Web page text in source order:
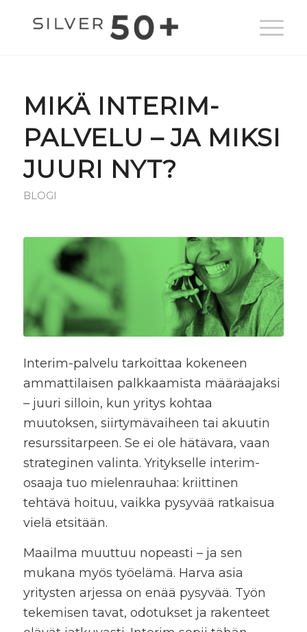
MIKÄ INTERIM-
PALVELU – JA MIKSI
JUURI NYT?
BLOGI
Interim-palvelu tarkoittaa kokeneen
ammattilaisen palkkaamista määräajaksi
– juuri silloin, kun yritys kohtaa
muutoksen, siirtymävaiheen tai akuutin
resurssitarpeen. Se ei ole hätävara, vaan
strateginen valinta. Yritykselle interim-
osaaja tuo mielenrauhaa: kriittinen
tehtävä hoituu, vaikka pysyvää ratkaisua
vielä etsitään.
Maailma muuttuu nopeasti – ja sen
mukana myös työelämä. Harva asia
yritysten arjessa on enää pysyvää. Työn
tekemisen tavat, odotukset ja rakenteet